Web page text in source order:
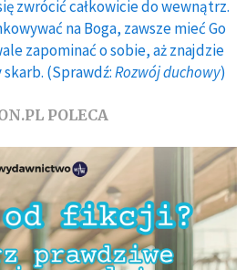
zwrócić całkowicie do wewnątrz.
na Boga, zawsze mieć Go
zapominać o sobie, aż znajdzie
(Sprawdź:Rozwój duchowy)
POLECA